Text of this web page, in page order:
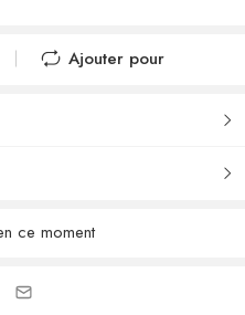
Ajouter pour
ce moment